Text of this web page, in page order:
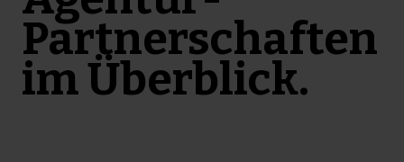
Partnerschaften
im Überblick.